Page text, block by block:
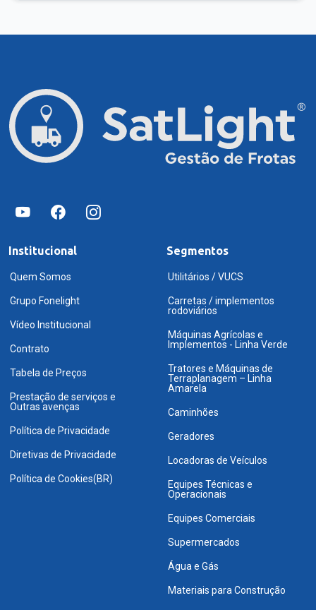
Institucional
Quem Somos
Grupo Fonelight
Vídeo Institucional
Contrato
Tabela de Preços
Prestação de serviços e
Outras avenças
Política de Privacidade
Diretivas de Privacidade
Política de Cookies(BR)
Segmentos
Utilitários / VUCS
Carretas / implementos
rodoviários
Máquinas Agrícolas e
Implementos - Linha Verde
Tratores e Máquinas de
Terraplanagem – Linha
Amarela
Caminhões
Geradores
Locadoras de Veículos
Equipes Técnicas e
Operacionais
Equipes Comerciais
Supermercados
Água e Gás
Materiais para Construção